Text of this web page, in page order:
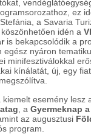
ez
a Savaria
idén a
is bekapcsolódik a
egész nyáron
minifesztiválokkal
kínálatát, új, egy
esemény lesz
, a Gyermeknap
az augusztusi
program.